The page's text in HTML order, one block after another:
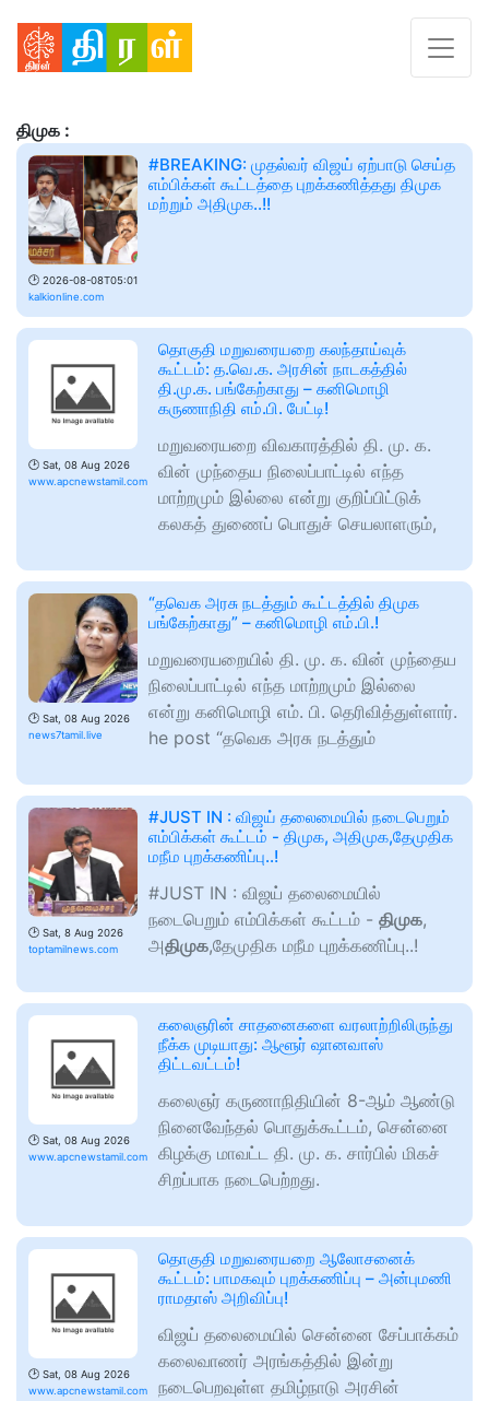
திமுக :
🕑 2026-08-08T05:01
kalkionline.com
#BREAKING: முதல்வர் விஜய் ஏற்பாடு செய்த
எம்பிக்கள் கூட்டத்தை புறக்கணித்தது திமுக
மற்றும் அதிமுக..!!
🕑 Sat, 08 Aug 2026
www.apcnewstamil.com
தொகுதி மறுவரையறை கலந்தாய்வுக்
கூட்டம்: த.வெ.க. அரசின் நாடகத்தில்
தி.மு.க. பங்கேற்காது – கனிமொழி
கருணாநிதி எம்.பி. பேட்டி!
மறுவரையறை விவகாரத்தில் தி. மு. க.
வின் முந்தைய நிலைப்பாட்டில் எந்த
மாற்றமும் இல்லை என்று குறிப்பிட்டுக்
கலகத் துணைப் பொதுச் செயலாளரும்,
🕑 Sat, 08 Aug 2026
news7tamil.live
“தவெக அரசு நடத்தும் கூட்டத்தில் திமுக
பங்கேற்காது” – கனிமொழி எம்.பி.!
மறுவரையறையில் தி. மு. க. வின் முந்தைய
நிலைப்பாட்டில் எந்த மாற்றமும் இல்லை
என்று கனிமொழி எம். பி. தெரிவித்துள்ளார்.
he post “தவெக அரசு நடத்தும்
🕑 Sat, 8 Aug 2026
toptamilnews.com
#JUST IN : விஜய் தலைமையில் நடைபெறும்
எம்பிக்கள் கூட்டம் - திமுக, அதிமுக,தேமுதிக
மநீம புறக்கணிப்பு..!
#JUST IN : விஜய் தலைமையில்
நடைபெறும் எம்பிக்கள் கூட்டம் - திமுக,
அதிமுக,தேமுதிக மநீம புறக்கணிப்பு..!
🕑 Sat, 08 Aug 2026
www.apcnewstamil.com
கலைஞரின் சாதனைகளை வரலாற்றிலிருந்து
நீக்க முடியாது: ஆளூர் ஷானவாஸ்
திட்டவட்டம்!
கலைஞர் கருணாநிதியின் 8-ஆம் ஆண்டு
நினைவேந்தல் பொதுக்கூட்டம், சென்னை
கிழக்கு மாவட்ட தி. மு. க. சார்பில் மிகச்
சிறப்பாக நடைபெற்றது.
🕑 Sat, 08 Aug 2026
www.apcnewstamil.com
தொகுதி மறுவரையறை ஆலோசனைக்
கூட்டம்: பாமகவும் புறக்கணிப்பு – அன்புமணி
ராமதாஸ் அறிவிப்பு!
விஜய் தலைமையில் சென்னை சேப்பாக்கம்
கலைவாணர் அரங்கத்தில் இன்று
நடைபெறவுள்ள தமிழ்நாடு அரசின்